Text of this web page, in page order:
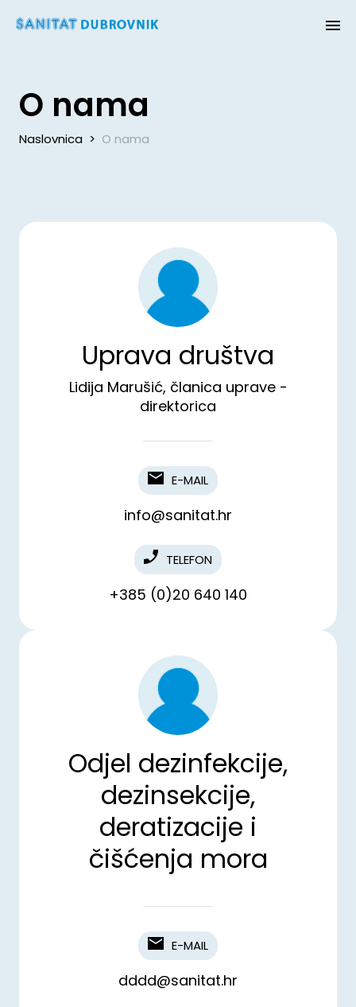
O nama
Naslovnica > O nama
Uprava društva
Lidija Marušić, članica uprave -
direktorica
E-MAIL
info@sanitat.hr
TELEFON
+385 (0)20 640 140
Odjel dezinfekcije,
dezinsekcije,
deratizacije i
čišćenja mora
E-MAIL
dddd@sanitat.hr